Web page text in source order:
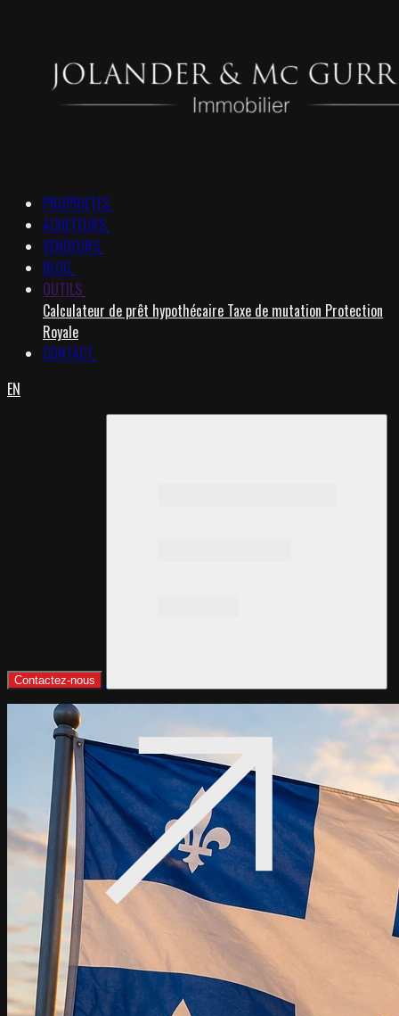
PROPRIETES
ACHETEURS
VENDEURS
BLOG
OUTILS
Calculateur de prêt hypothécaire Taxe de mutation Protection
Royale
CONTACT
EN
Contactez-nous